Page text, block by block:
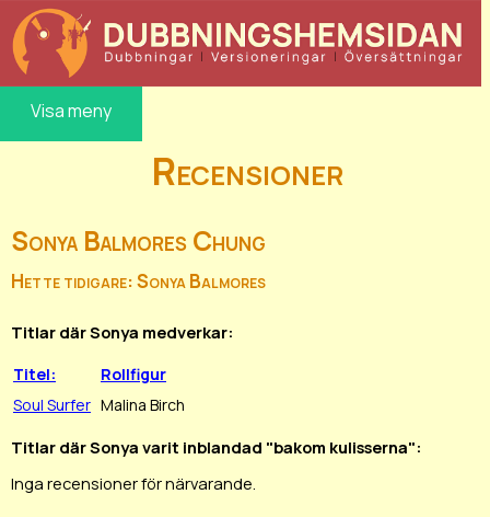
Visa meny
Recensioner
Sonya Balmores Chung
Hette tidigare: Sonya Balmores
Titlar där Sonya medverkar:
Titel:
Rollfigur
Soul Surfer Malina Birch
Titlar där Sonya varit inblandad "bakom kulisserna":
Inga recensioner för närvarande.